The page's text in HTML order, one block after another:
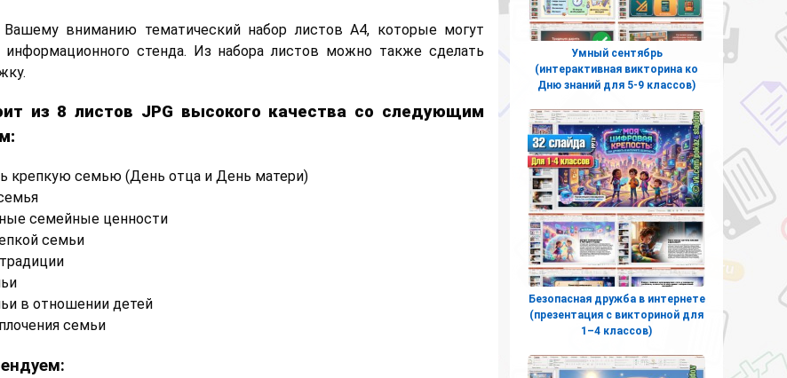
Вашему вниманию тематический набор листов А4, которые могут
информационного стенда. Из набора листов можно также сделать
из 8 листов JPG высокого качества со следующим
крепкую семью (День отца и День матери)
семейные ценности
семьи
в отношении детей
семьи
Умный сентябрь
(интерактивная викторина ко
Дню знаний для 5-9 классов)
Безопасная дружба в интернете
(презентация с викториной для
1–4 классов)